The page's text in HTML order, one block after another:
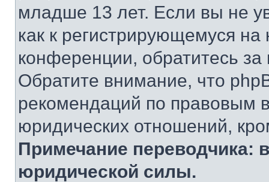
младше 13 лет. Если вы не
как к регистрирующемуся
конференции, обратитесь
Обратите внимание, что
рекомендаций по правовым
юридических отношений,
Примечание переводчика:
юридической силы.